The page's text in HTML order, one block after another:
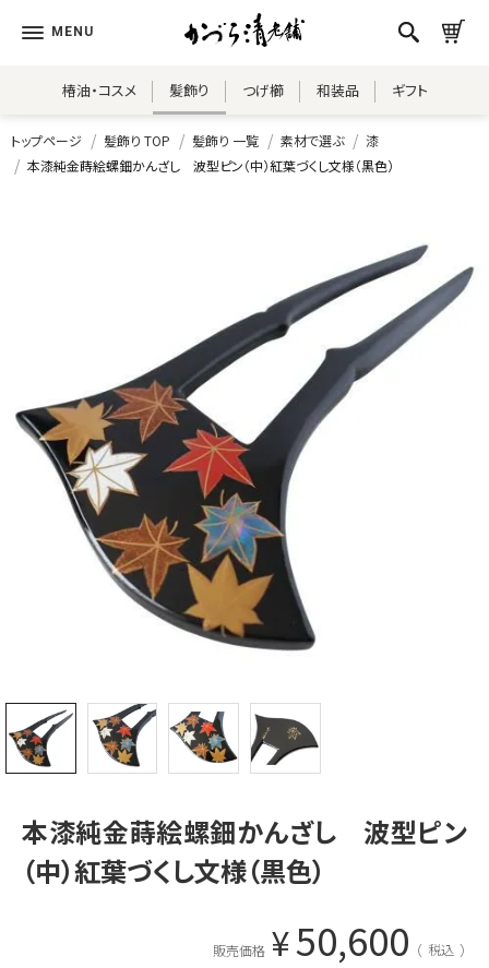
椿油・コスメ 髪飾り つげ櫛 和装品 ギフト
トップページ 髪飾り TOP 髪飾り 一覧 素材で選ぶ
漆
本漆純金蒔絵螺鈿かんざし 波型ピン（中）紅葉づくし文様（黒色）
本漆純金蒔絵螺鈿かんざし 波型ピン
（中）紅葉づくし文様（黒色）
販売価格 ¥50,600 税込